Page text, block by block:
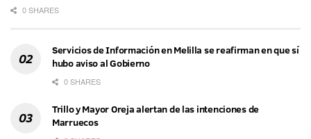
0 SHARES
Servicios de Información en Melilla se reafirman en que sí
hubo aviso al Gobierno
0 SHARES
Trillo y Mayor Oreja alertan de las intenciones de
Marruecos